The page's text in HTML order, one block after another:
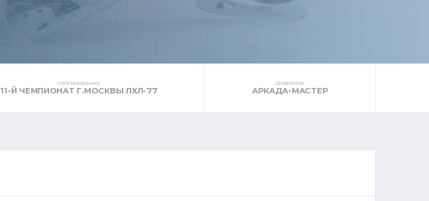
СОРЕВНОВАНИЕ
11-Й ЧЕМПИОНАТ Г.МОСКВЫ ЛХЛ-77
ДИВИЗИОН
АРКАДА-МАСТЕР